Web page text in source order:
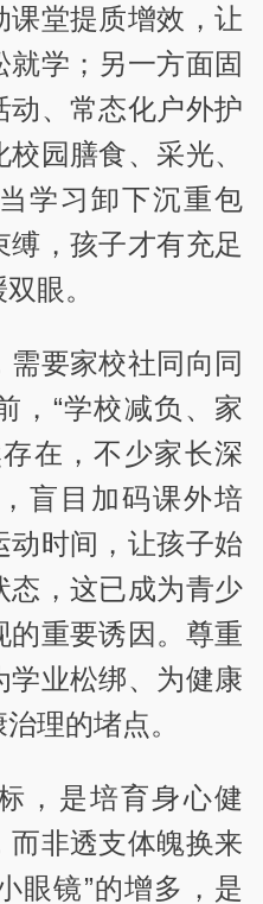
课堂提质增效，让
学；另一方面固
动、常态化户外护
园膳食、采光、
学习卸下沉重包
，孩子才有充足
眼。
需要家校社同向同
，“学校减负、家
在，不少家长深
盲目加码课外培
动时间，让孩子始
态，这已成为青少
的重要诱因。尊重
学业松绑、为健康
理的堵点。
，是培育身心健
而非透支体魄换来
眼镜”的增多，是